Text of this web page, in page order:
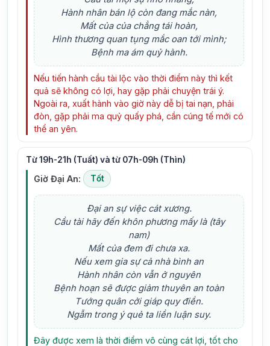
Hành nhân bán lộ còn đang mắc nàn,
Mất của của chẳng tái hoàn,
Hình thương quan tụng mắc oan tới mình;
Bệnh ma ám quỷ hành.
Nếu tiến hành cầu tài lộc vào thời điểm này thì kết
quả sẽ không có lợi, hay gặp phải chuyện trái ý.
Ngoài ra, xuất hành vào giờ này dễ bị tai nạn, phải
đòn, gặp phải ma quỷ quấy phá, cần cúng tế mới có
thể an yên.
Từ 19h-21h (Tuất) và từ 07h-09h (Thìn)
Giờ Đại An: Tốt
Đại an sự việc cát xương.
Cầu tài hãy đến khôn phương mấy là (tây
nam)
Mất của đem đi chưa xa.
Nếu xem gia sự cả nhà bình an
Hành nhân còn vẫn ở nguyên
Bệnh hoạn sẽ được giảm thuyên an toàn
Tướng quân cởi giáp quy điền.
Ngẫm trong ý quẻ ta liền luận suy.
Đây được xem là thời điểm vô cùng cát lợi, tốt cho